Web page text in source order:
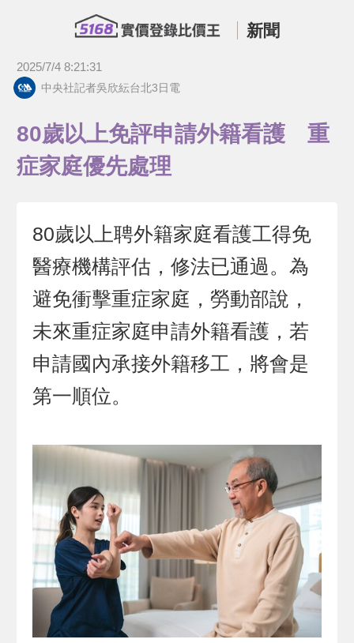
新聞
2025/7/4 8:21:31
中央社記者吳欣紜台北3日電
80歲以上免評申請外籍看護 重
症家庭優先處理
80歲以上聘外籍家庭看護工得免
醫療機構評估，修法已通過。為
避免衝擊重症家庭，勞動部說，
未來重症家庭申請外籍看護，若
申請國內承接外籍移工，將會是
第一順位。